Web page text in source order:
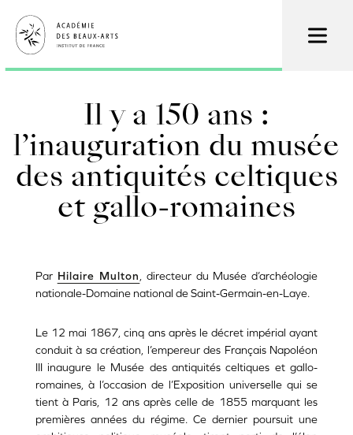
main
content
Il y a 150 ans :
l’inauguration du musée
des antiquités celtiques
et gallo-romaines
Par Hilaire Multon, directeur du Musée d’archéologie
nationale-Domaine national de Saint-Germain-en-Laye.
Le 12 mai 1867, cinq ans après le décret impérial ayant
conduit à sa création, l’empereur des Français Napoléon
III inaugure le Musée des antiquités celtiques et gallo-
romaines, à l’occasion de l’Exposition universelle qui se
tient à Paris, 12 ans après celle de 1855 marquant les
premières années du régime. Ce dernier poursuit une